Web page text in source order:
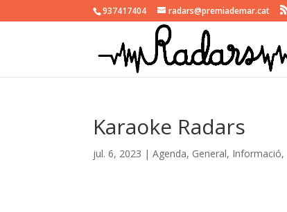
937417404 radars@premiademar.cat
Karaoke Radars
jul. 6, 2023 |Agenda, General, Informació,